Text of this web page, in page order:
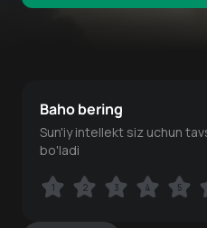
Baho bering
Sun'iy intellekt siz uchun
bo'ladi
1 2 3 4 5
1 2 3 4 5